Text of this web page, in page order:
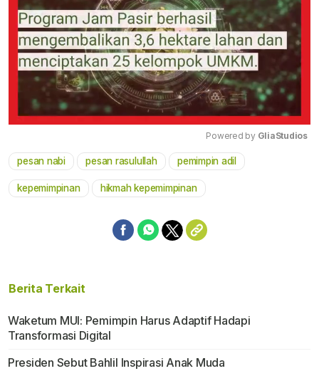
Powered by GliaStudios
pesan nabi pesan rasulullah pemimpin adil
kepemimpinan hikmah kepemimpinan
Berita Terkait
Waketum MUI: Pemimpin Harus Adaptif Hadapi
Transformasi Digital
Presiden Sebut Bahlil Inspirasi Anak Muda